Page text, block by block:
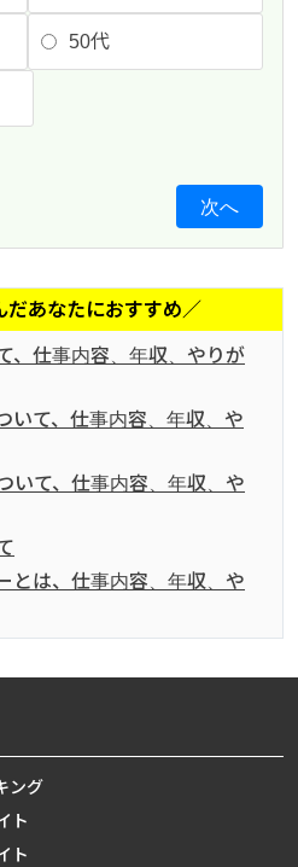
50代
次へ
だあなたにおすすめ／
、仕事内容、年収、やりが
いて、仕事内容、年収、や
いて、仕事内容、年収、や
とは、仕事内容、年収、や
ング
ト
ト